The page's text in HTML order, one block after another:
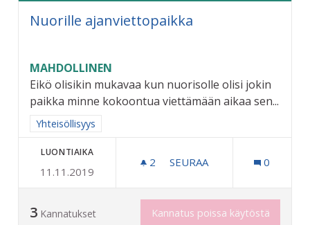
Nuorille ajanviettopaikka
MAHDOLLINEN
Eikö olisikin mukavaa kun nuorisolle olisi jokin
paikka minne kokoontua viettämään aikaa sen...
Rajaa tulokset aihepiirin mukaan: Yhteisöllisyys
Yhteisöllisyys
LUONTIAIKA
11.11.2019
2 2 SEURAAJAA
SEURAA 0
3 Kannatukset Kannatus poissa käytöstä